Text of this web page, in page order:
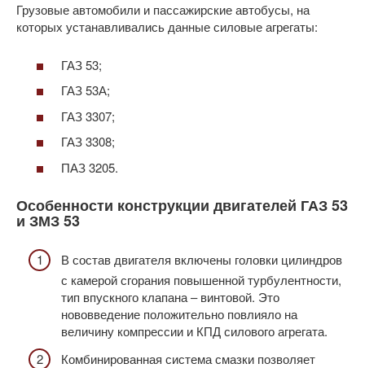
Грузовые автомобили и пассажирские автобусы, на
которых устанавливались данные силовые агрегаты:
ГАЗ 53;
ГАЗ 53А;
ГАЗ 3307;
ГАЗ 3308;
ПАЗ 3205.
Особенности конструкции двигателей ГАЗ 53
и ЗМЗ 53
В состав двигателя включены головки цилиндров
с камерой сгорания повышенной турбулентности,
тип впускного клапана – винтовой. Это
нововведение положительно повлияло на
величину компрессии и КПД силового агрегата.
Комбинированная система смазки позволяет